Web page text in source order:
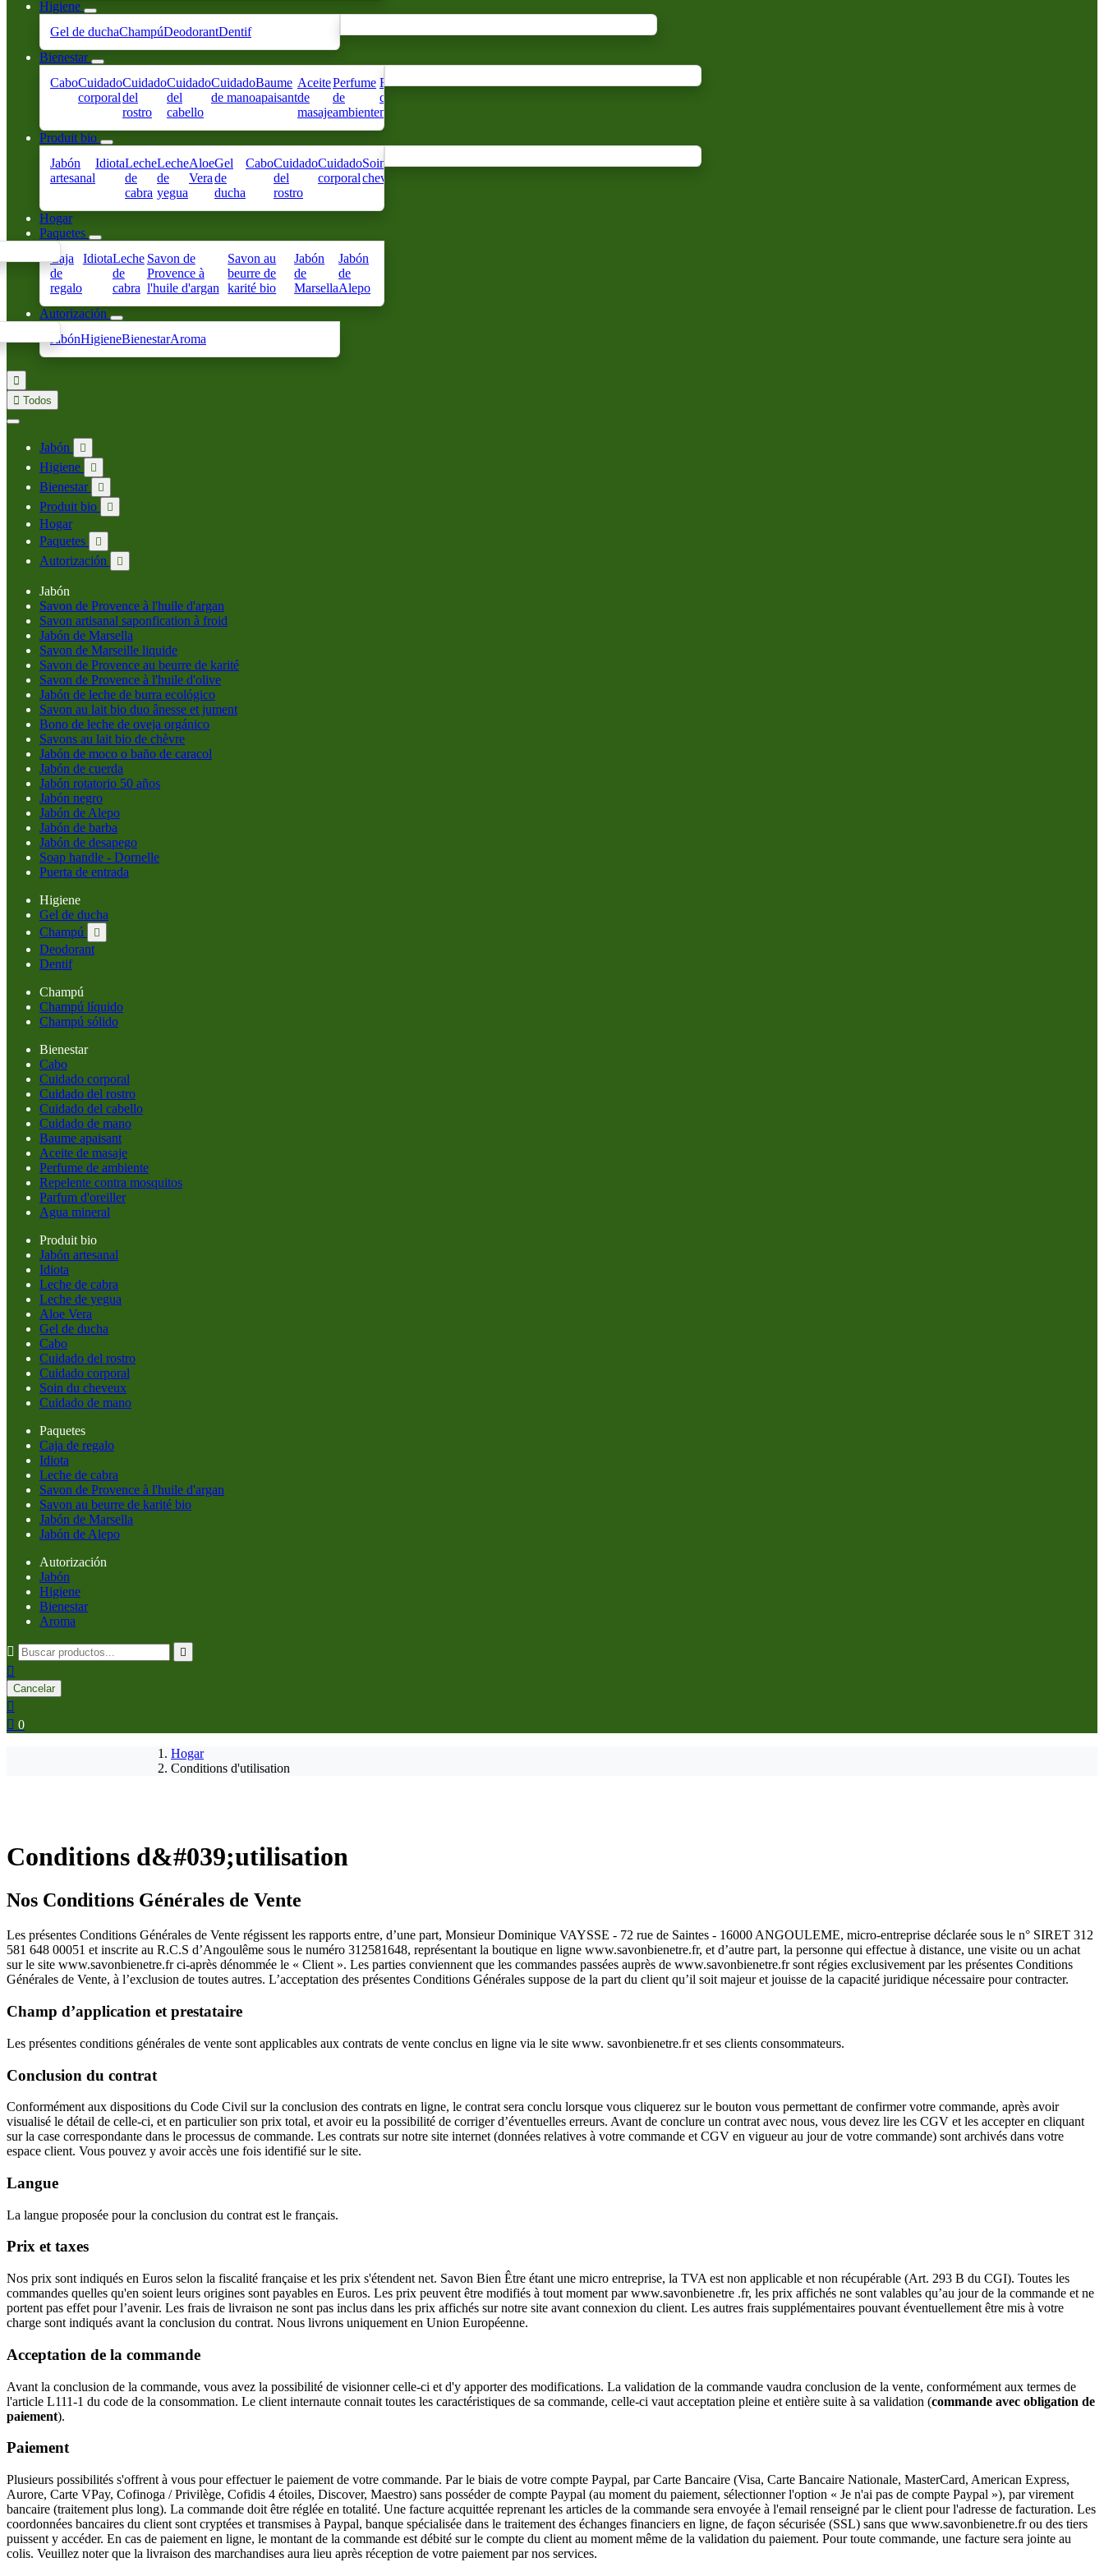
Higiene
Gel de duchaChampúDeodorantDentif
Bienestar
CaboCuidado
corporal
Cuidado
del
rostro
Cuidado
del
cabello
Cuidado
de mano
Baume
apaisant
Aceite
de
masaje
Perfume
de
ambiente
Repelente
contra
mosquitos
Parfum Agua
Produit bio
Jabón
artesanal
IdiotaLeche
de
cabra
Leche
de
yegua
Aloe
Vera
Gel
de
ducha
CaboCuidado
del
rostro
Cuidado
corporal
Soin du
cheveux
Cuidado
Hogar
Paquetes
Caja
de
regalo
IdiotaLeche
de
cabra
Savon de
Provence à
l'huile d'argan
Savon au
beurre de
karité bio
Jabón
de
Marsella
Jabón
de
Alepo
Autorización
JabónHigieneBienestarAroma

 Todos
Jabón 
Higiene 
Bienestar 
Produit bio 
Hogar
Paquetes

Autorización 
Jabón
Savon de Provence à l'huile d'argan
Savon artisanal saponfication à froid
Jabón de Marsella
Savon de Marseille liquide
Savon de Provence au beurre de karité
Savon de Provence à l'huile d'olive
Jabón de leche de burra ecológico
Savon au lait bio duo ânesse et jument
Bono de leche de oveja orgánico
Savons au lait bio de chèvre
Jabón de moco o baño de caracol
Jabón de cuerda
Jabón rotatorio 50 años
Jabón negro
Jabón de Alepo
Jabón de barba
Jabón de desapego
Soap handle - Dornelle
Puerta de entrada
Higiene
Gel de ducha
Champú

Deodorant
Dentif
Champú
Champú líquido
Champú sólido
Bienestar
Cabo
Cuidado corporal
Cuidado del rostro
Cuidado del cabello
Cuidado de mano
Baume apaisant
Aceite de masaje
Perfume de ambiente
Repelente contra mosquitos
Parfum d'oreiller
Agua mineral
Produit bio
Jabón artesanal
Idiota
Leche de cabra
Leche de yegua
Aloe Vera
Gel de ducha
Cabo
Cuidado del rostro
Cuidado corporal
Soin du cheveux
Cuidado de mano
Paquetes
Caja de regalo
Idiota
Leche de cabra
Savon de Provence à l'huile d'argan
Savon au beurre de karité bio
Jabón de Marsella
Jabón de Alepo
Autorización
Jabón
Higiene
Bienestar
Aroma
 

Cancelar

 0
Hogar
Conditions d'utilisation
Conditions d&#039;utilisation
Nos Conditions Générales de Vente
Les présentes Conditions Générales de Vente régissent les rapports entre, d’une part, Monsieur Dominique VAYSSE - 72 rue de Saintes - 16000 ANGOULEME, micro-entreprise déclarée sous le n° SIRET 312
581 648 00051 et inscrite au R.C.S d’Angoulême sous le numéro 312581648, représentant la boutique en ligne www.savonbienetre.fr, et d’autre part, la personne qui effectue à distance, une visite ou un achat
sur le site www.savonbienetre.fr ci-après dénommée le « Client ». Les parties conviennent que les commandes passées auprès de www.savonbienetre.fr sont régies exclusivement par les présentes Conditions
Générales de Vente, à l’exclusion de toutes autres. L’acceptation des présentes Conditions Générales suppose de la part du client qu’il soit majeur et jouisse de la capacité juridique nécessaire pour contracter.
Champ d’application et prestataire
Les présentes conditions générales de vente sont applicables aux contrats de vente conclus en ligne via le site www. savonbienetre.fr et ses clients consommateurs.
Conclusion du contrat
Conformément aux dispositions du Code Civil sur la conclusion des contrats en ligne, le contrat sera conclu lorsque vous cliquerez sur le bouton vous permettant de confirmer votre commande, après avoir
visualisé le détail de celle-ci, et en particulier son prix total, et avoir eu la possibilité de corriger d’éventuelles erreurs. Avant de conclure un contrat avec nous, vous devez lire les CGV et les accepter en cliquant
sur la case correspondante dans le processus de commande. Les contrats sur notre site internet (données relatives à votre commande et CGV en vigueur au jour de votre commande) sont archivés dans votre
espace client. Vous pouvez y avoir accès une fois identifié sur le site.
Langue
La langue proposée pour la conclusion du contrat est le français.
Prix et taxes
Nos prix sont indiqués en Euros selon la fiscalité française et les prix s'étendent net. Savon Bien Être étant une micro entreprise, la TVA est non applicable et non récupérable (Art. 293 B du CGI). Toutes les
commandes quelles qu'en soient leurs origines sont payables en Euros. Les prix peuvent être modifiés à tout moment par www.savonbienetre .fr, les prix affichés ne sont valables qu’au jour de la commande et ne
portent pas effet pour l’avenir. Les frais de livraison ne sont pas inclus dans les prix affichés sur notre site avant connexion du client. Les autres frais supplémentaires pouvant éventuellement être mis à votre
charge sont indiqués avant la conclusion du contrat. Nous livrons uniquement en Union Européenne.
Acceptation de la commande
Avant la conclusion de la commande, vous avez la possibilité de visionner celle-ci et d'y apporter des modifications. La validation de la commande vaudra conclusion de la vente, conformément aux termes de
l'article L111-1 du code de la consommation. Le client internaute connait toutes les caractéristiques de sa commande, celle-ci vaut acceptation pleine et entière suite à sa validation (commande avec obligation de
paiement).
Paiement
Plusieurs possibilités s'offrent à vous pour effectuer le paiement de votre commande. Par le biais de votre compte Paypal, par Carte Bancaire (Visa, Carte Bancaire Nationale, MasterCard, American Express,
Aurore, Carte VPay, Cofinoga / Privilège, Cofidis 4 étoiles, Discover, Maestro) sans posséder de compte Paypal (au moment du paiement, sélectionner l'option « Je n'ai pas de compte Paypal »), par virement
bancaire (traitement plus long). La commande doit être réglée en totalité. Une facture acquittée reprenant les articles de la commande sera envoyée à l'email renseigné par le client pour l'adresse de facturation. Les
coordonnées bancaires du client sont cryptées et transmises à Paypal, banque spécialisée dans le traitement des échanges financiers en ligne, de façon sécurisée (SSL) sans que www.savonbienetre.fr ou des tiers
puissent y accéder. En cas de paiement en ligne, le montant de la commande est débité sur le compte du client au moment même de la validation du paiement. Pour toute commande, une facture sera jointe au
colis. Veuillez noter que la livraison des marchandises aura lieu après réception de votre paiement par nos services.